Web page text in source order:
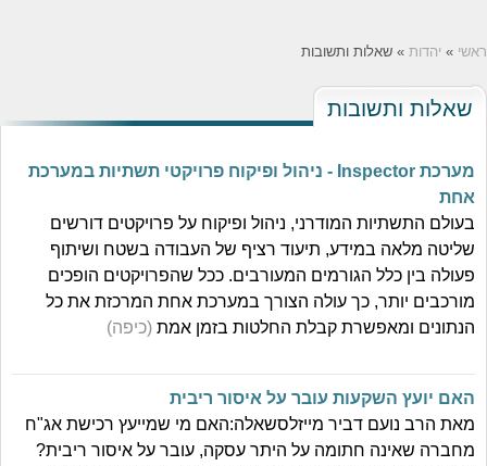
ראשי » יהדות » שאלות ותשובות
שאלות ותשובות
מערכת Inspector - ניהול ופיקוח פרויקטי תשתיות במערכת
אחת
בעולם התשתיות המודרני, ניהול ופיקוח על פרויקטים דורשים
שליטה מלאה במידע, תיעוד רציף של העבודה בשטח ושיתוף
פעולה בין כלל הגורמים המעורבים. ככל שהפרויקטים הופכים
מורכבים יותר, כך עולה הצורך במערכת אחת המרכזת את כל
הנתונים ומאפשרת קבלת החלטות בזמן אמת (כיפה)
האם יועץ השקעות עובר על איסור ריבית
מאת הרב נועם דביר מייזלסשאלה:האם מי שמייעץ רכישת אג"ח
מחברה שאינה חתומה על היתר עסקה, עובר על איסור ריבית?